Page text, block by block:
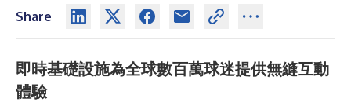
Share
即時基礎設施為全球數百萬球迷提供無縫互動
體驗